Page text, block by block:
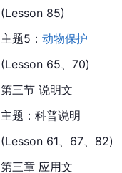
(Lesson 85)
主题5： 动物保护
(Lesson 65、70)
第三节 说明文
主题：科普说明
(Lesson 61、67、82)
第三章 应用文